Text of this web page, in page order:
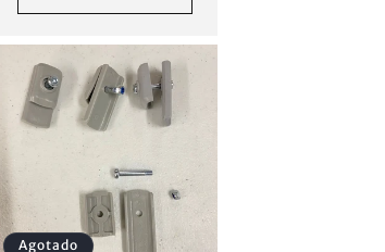
Agotado